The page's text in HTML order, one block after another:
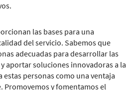
las bases para una
del servicio. Sabemos que
adecuadas para desarrollar las
aportar soluciones innovadoras a la
estas personas como una ventaja
Promovemos y fomentamos el